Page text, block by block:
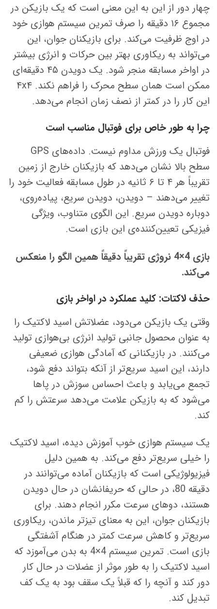
چهار دور از این به این معنی است که یک بازیکن در
مجموع ۱۶ دقیقه را صرف تمرین سیستم هوازی خود
در اوج ظرفیت می‌کند. برای بازیکنان جوان، این
می‌تواند به ریکاوری بهتر بین حرکات و انرژی بیشتر
در اواخر مسابقه منجر شود. یک دویدن ۴۵ دقیقه‌ای
ممکن است همان سطح محرک را فراهم نکند. ۴x۴
این کار را در کمتر از نصف زمان انجام می‌دهد.
چرا به طور خاص برای فوتبال مناسب است
فوتبال یک ورزش مداوم نیست. داده‌های GPS
سطح بالا نشان می‌دهد که بازیکنان خارج از زمین
تقریباً هر ۴ تا ۶ ثانیه در طول مسابقه فعالیت خود را
تغییر می‌دهند – دویدن، دویدن سریع، پیاده‌روی،
دوباره دویدن سریع. این الگوی متناوب، ویژگی
فیزیکی تعیین‌کننده‌ی این بازی است.
بازی 4×4 نروژی تقریباً دقیقاً همین الگو را منعکس
می‌کند.
حذف لاکتات: کلید عملکرد در اواخر بازی
وقتی یک بازیکن می‌دود، عضلاتش اسید لاکتیک را
به عنوان محصول جانبی تولید انرژی بی‌هوازی تولید
می‌کنند. در بازیکنانی که آمادگی هوازی ضعیفی
دارند، این اسید سریع‌تر از آنکه بتواند دفع شود،
تجمع می‌یابد و باعث احساس سوزش در پاها
می‌شود که به بازیکن علامت می‌دهد سرعتش را کم
کند.
یک سیستم هوازی خوب آموزش دیده، اسید لاکتیک
را خیلی سریع‌تر دفع می‌کند. به همین دلیل
فیزیولوژیکی است که بازیکنان آماده می‌توانند در
دقیقه 80، در حالی که حریفانشان در حال دویدن
هستند، دوهای سرعت مکرر انجام دهند. برای
بازیکنان جوان، این به معنای تیزتر ماندن، ریکاوری
سریع‌تر و کاهش سرعت کمتر در هنگام آشفتگی
بازی است. تمرین سیستم 4×4 به بدن می‌آموزد که
اسید لاکتیک را به طور موثر از عضلات در حال کار
دور کند و آنچه را که قبلاً یک سقف بود به یک کف
تبدیل کند.